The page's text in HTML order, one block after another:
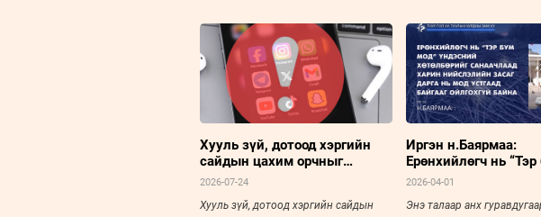
Хууль зүй, дотоод хэргийн
сайдын цахим орчныг
цэгцлэх шийдвэр үр дүн
2026-07-24
Хууль зүй, дотоод хэргийн сайдын
Иргэн н.Баярмаа:
Ерөнхийлөгч нь
мод” үндэсний
Нийслэлийн Засаг
2026-04-01
Энэ талаар анх